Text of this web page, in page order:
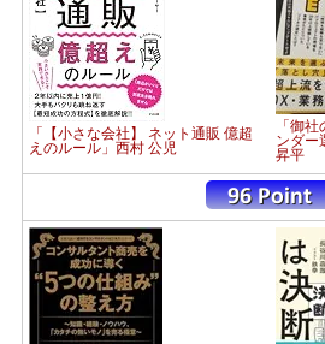
「【小さな会社】 ネット通販 億超
えのルール」西村 公児
「御
ンダー
昇平